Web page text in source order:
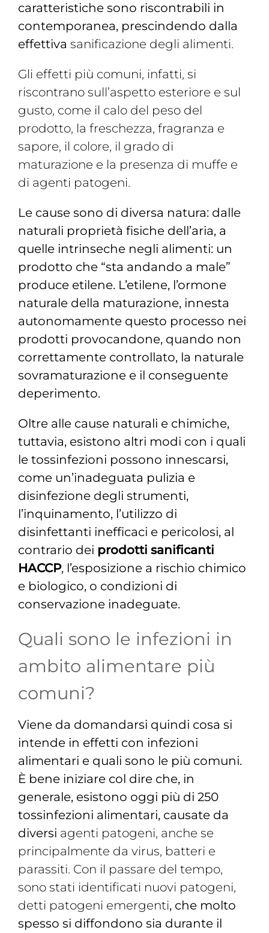
caratteristiche sono riscontrabili in
contemporanea, prescindendo dalla
effettiva sanificazione degli alimenti.
Gli effetti più comuni, infatti, si
riscontrano sull’aspetto esteriore e sul
gusto, come il calo del peso del
prodotto, la freschezza, fragranza e
sapore, il colore, il grado di
maturazione e la presenza di muffe e
di agenti patogeni.
Le cause sono di diversa natura: dalle
naturali proprietà fisiche dell’aria, a
quelle intrinseche negli alimenti: un
prodotto che “sta andando a male”
produce etilene. L’etilene, l’ormone
naturale della maturazione, innesta
autonomamente questo processo nei
prodotti provocandone, quando non
correttamente controllato, la naturale
sovramaturazione e il conseguente
deperimento.
Oltre alle cause naturali e chimiche,
tuttavia, esistono altri modi con i quali
le tossinfezioni possono innescarsi,
come un’inadeguata pulizia e
disinfezione degli strumenti,
l’inquinamento, l’utilizzo di
disinfettanti inefficaci e pericolosi, al
contrario dei prodotti sanificanti
HACCP, l’esposizione a rischio chimico
e biologico, o condizioni di
conservazione inadeguate.
Quali sono le infezioni in
ambito alimentare più
comuni?
Viene da domandarsi quindi cosa si
intende in effetti con infezioni
alimentari e quali sono le più comuni.
È bene iniziare col dire che, in
generale, esistono oggi più di 250
tossinfezioni alimentari, causate da
diversi agenti patogeni, anche se
principalmente da virus, batteri e
parassiti. Con il passare del tempo,
sono stati identificati nuovi patogeni,
detti patogeni emergenti, che molto
spesso si diffondono sia durante il